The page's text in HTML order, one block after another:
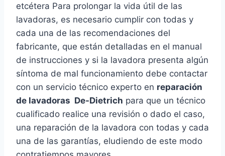
etcétera Para prolongar la vida útil de las
lavadoras, es necesario cumplir con todas y
cada una de las recomendaciones del
fabricante, que están detalladas en el manual
de instrucciones y si la lavadora presenta algún
síntoma de mal funcionamiento debe contactar
con un servicio técnico experto en reparación
de lavadoras De-Dietrich para que un técnico
cualificado realice una revisión o dado el caso,
una reparación de la lavadora con todas y cada
una de las garantías, eludiendo de este modo